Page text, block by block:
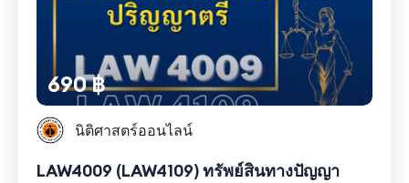
690 ฿
นิติศาสตร์ออนไลน์
LAW4009 (LAW4109) ทรัพย์สินทางปัญญา